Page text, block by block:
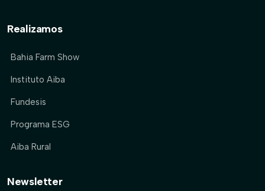
Realizamos
Bahia Farm Show
Instituto Aiba
Fundesis
Programa ESG
Aiba Rural
Newsletter